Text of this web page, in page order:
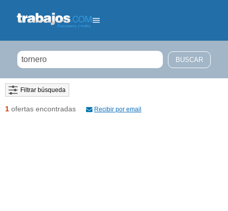
Filtrar búsqueda
1 ofertas encontradas Recibir por email